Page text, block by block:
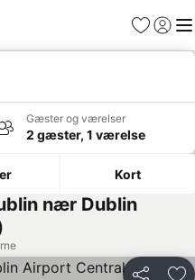
Favoritter
Log ind
Gæster og værelser
2 gæster, 1 værelse
Kort
nær Dublin